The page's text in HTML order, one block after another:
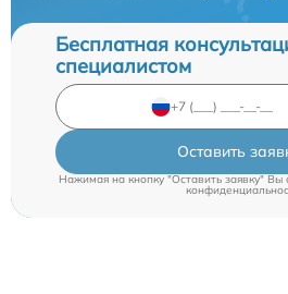
Бесплатная
специалистом
Оставить
Нажимая на кнопку "Оставить заявку" Вы